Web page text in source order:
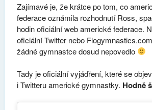
Zajímavé je, že krátce po tom, co
federace oznámila rozhodnutí Ross,
hodin oficiální web americké federace.
oficiální Twitter nebo
žádné gymnastce dosud nepovedlo
Tady je oficiální vyjádření, které se
i Twitteru americké gymnastky. Hodně